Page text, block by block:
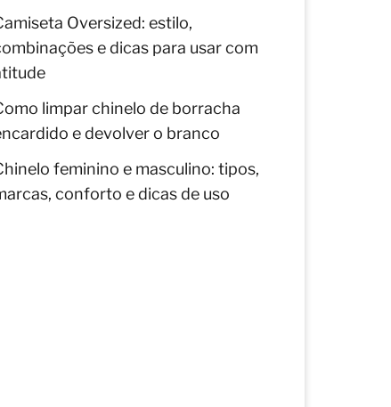
Oversized: estilo,
e dicas para usar com
limpar chinelo de borracha
e devolver o branco
feminino e masculino: tipos,
conforto e dicas de uso